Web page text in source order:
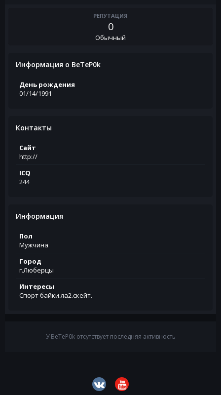
РЕПУТАЦИЯ
0
Обычный
Информация о BeTeP0k
День рождения
01/14/1991
Контакты
Сайт
http://
ICQ
244
Информация
Пол
Мужчина
Город
г.Люберцы
Интересы
Спорт байки.ла2.скейт.
У BeTeP0k отсутствует последняя активность